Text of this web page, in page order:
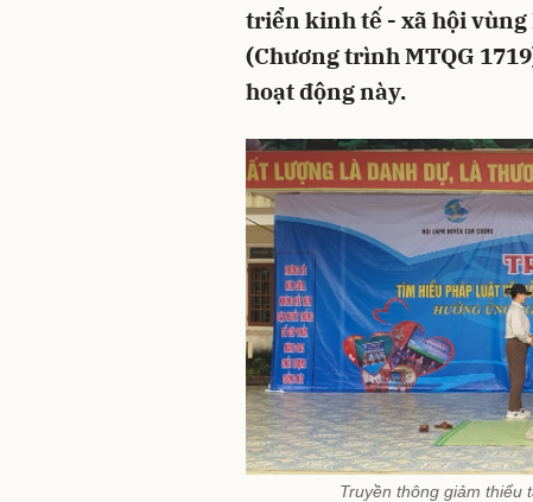
triển kinh tế - xã hội vùng
(Chương trình MTQG
hoạt động này.
Truyền thông giảm thiểu